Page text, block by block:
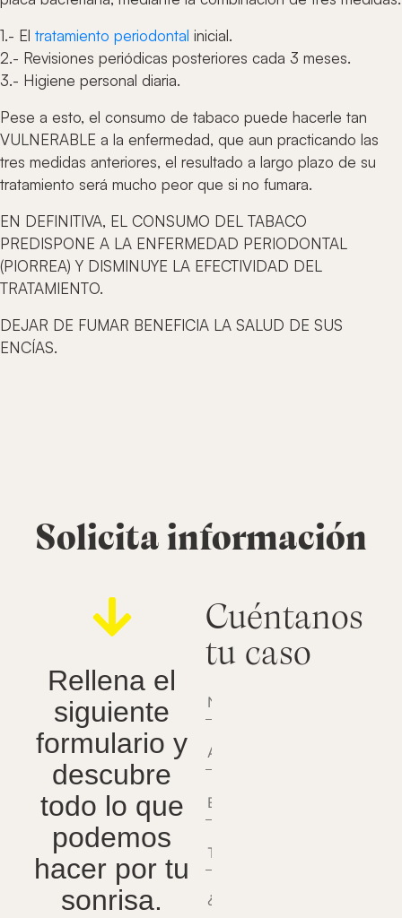
1.- El tratamiento periodontal inicial.
2.- Revisiones periódicas posteriores cada 3 meses.
3.- Higiene personal diaria.
Pese a esto, el consumo de tabaco puede hacerle tan
VULNERABLE a la enfermedad, que aun practicando las
tres medidas anteriores, el resultado a largo plazo de su
tratamiento será mucho peor que si no fumara.
EN DEFINITIVA, EL CONSUMO DEL TABACO
PREDISPONE A LA ENFERMEDAD PERIODONTAL
(PIORREA) Y DISMINUYE LA EFECTIVIDAD DEL
TRATAMIENTO.
DEJAR DE FUMAR BENEFICIA LA SALUD DE SUS
ENCÍAS.
Solicita información
Rellena el
siguiente
formulario y
descubre
todo lo que
podemos
hacer por tu
sonrisa.
Cuéntanos
tu caso